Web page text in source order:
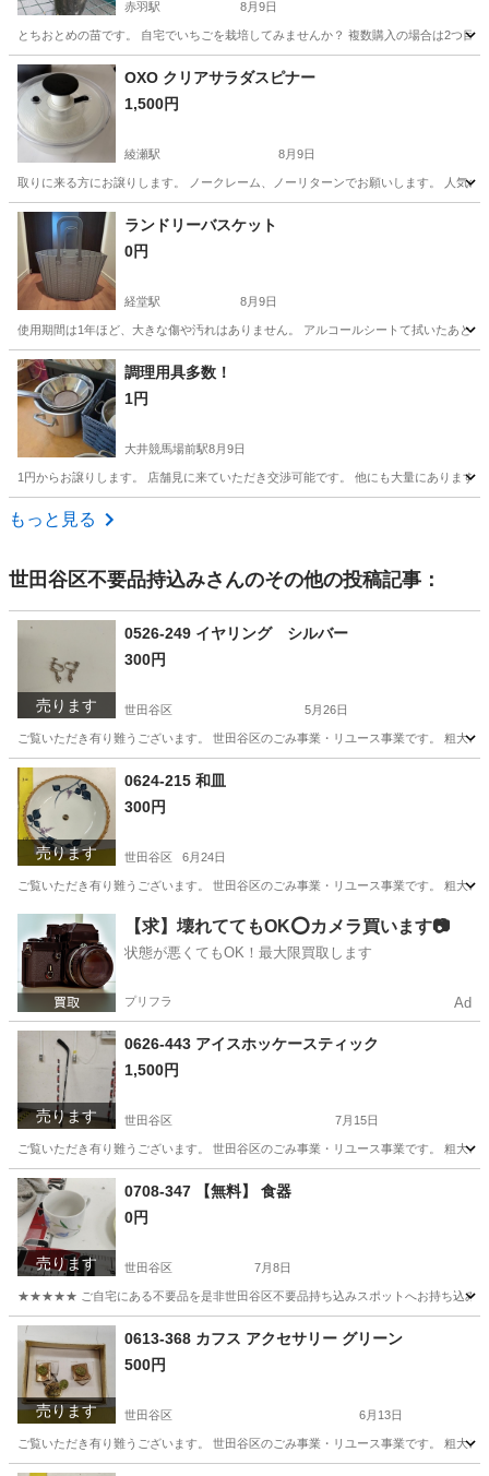
赤羽駅 8月9日
とちおとめの苗です。 自宅でいちごを栽培してみませんか？ 複数購入の場合は2つ目
東京 北区 家庭用品 いちご
OXO クリアサラダスピナー
1,500円
綾瀬駅 8月9日
取りに来る方にお譲りします。 ノークレーム、ノーリターンでお願いします。 人気
東京 足立区 綾瀬駅 調理器具
ランドリーバスケット
0円
経堂駅 8月9日
使用期間は1年ほど、大きな傷や汚れはありません。 アルコールシートて拭いたあと
東京 世田谷区 経堂駅 洗濯用品
調理用具多数！
1円
大井競馬場前駅8月9日
1円からお譲りします。 店舗見に来ていただき交渉可能です。 他にも大量にあります
東京 品川区
もっと見る
世田谷区不要品持込みさんのその他の投稿記事：
売ります
0526-249 イヤリング シルバー
300円
世田谷区 5月26日
ご覧いただき有り難うございます。 世⽥⾕区のごみ事業・リユース事業です。 粗
東京 世田谷区 アクセサリー
売ります
0624-215 和皿
300円
世田谷区 6月24日
ご覧いただき有り難うございます。 世⽥⾕区のごみ事業・リユース事業です。 粗
東京 世田谷区 食器 リユース
【求】壊れててもOK⭕️カメラ買います📷
状態が悪くてもOK！最大限買取します
プリフラ Ad
売ります
0626-443 アイスホッケースティック
1,500円
世田谷区 7月15日
ご覧いただき有り難うございます。 世⽥⾕区のごみ事業・リユース事業です。 粗
東京 世田谷区 リユース
売ります
0708-347 【無料】 食器
0円
世田谷区 7月8日
★★★★★ ご自宅にある不要品を是非世田谷区不要品持ち込みスポットへお持ち込みし
東京 世田谷区 スポット
売ります
0613-368 カフス アクセサリー グリーン
500円
世田谷区 6月13日
ご覧いただき有り難うございます。 世⽥⾕区のごみ事業・リユース事業です。 粗